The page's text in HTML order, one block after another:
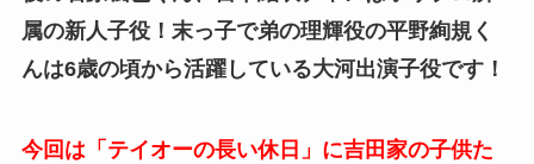
属の新人子役！末っ子で弟の理輝役の平野絢規く
んは6歳の頃から活躍している大河出演子役です！
今回は「テイオーの長い休日」に吉田家の子供た